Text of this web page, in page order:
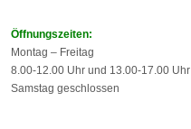
Öffnungszeiten:
Montag – Freitag
8.00-12.00 Uhr und 13.00-17.00 Uhr
Samstag geschlossen